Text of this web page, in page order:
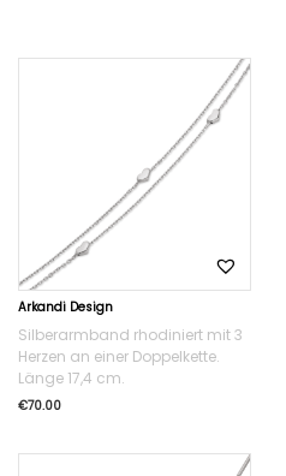
Arkandi Design
Silberarmband rhodiniert mit 3
Herzen an einer Doppelkette.
Länge 17,4 cm.
€70.00